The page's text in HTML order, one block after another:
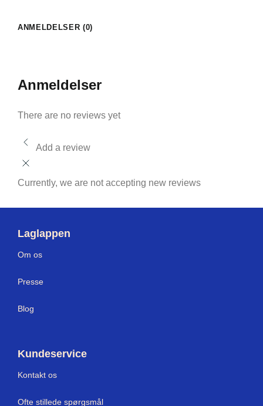
ANMELDELSER (0)
Anmeldelser
There are no reviews yet
Add a review
Currently, we are not accepting new reviews
Laglappen
Om os
Presse
Blog
Kundeservice
Kontakt os
Ofte stillede spørgsmål